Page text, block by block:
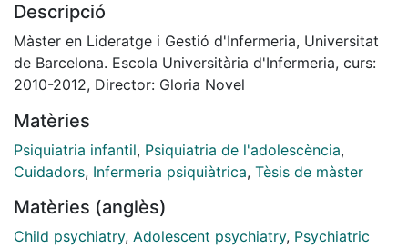
infanto-juvenil del Hospital Clínic de Barcelona
Descripció
Màster en Lideratge i Gestió d'Infermeria, Universitat
de Barcelona. Escola Universitària d'Infermeria, curs:
2010-2012, Director: Gloria Novel
Matèries
Psiquiatria infantil, Psiquiatria de l'adolescència,
Cuidadors, Infermeria psiquiàtrica, Tèsis de màster
Matèries (anglès)
Child psychiatry, Adolescent psychiatry, Psychiatric